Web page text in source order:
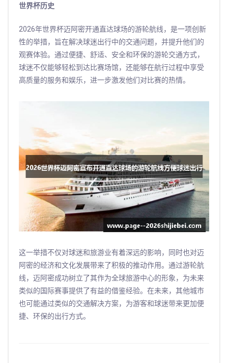
世界杯历史
2026年世界杯迈阿密开通直达球场的游轮航线，是一项创新
性的举措，旨在解决球迷出行中的交通问题，并提升他们的
观赛体验。通过便捷、舒适、安全和环保的游轮交通方式，
球迷不仅能够轻松到达比赛场馆，还能够在航行过程中享受
高质量的服务和娱乐，进一步激发他们对比赛的热情。
这一举措不仅对球迷和旅游业有着深远的影响，同时也对迈
阿密的经济和文化发展带来了积极的推动作用。通过游轮航
线，迈阿密成功树立了其作为全球旅游中心的形象，为未来
类似的国际赛事提供了有益的借鉴经验。在未来，其他城市
也可能通过类似的交通解决方案，为游客和球迷带来更加便
捷、环保的出行方式。